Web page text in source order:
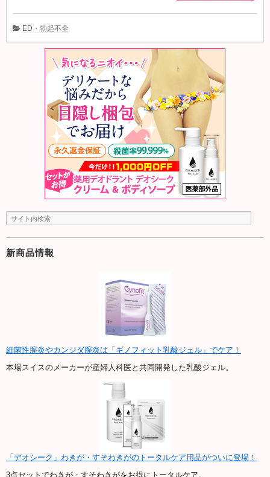
ED・勃起不全
新商品情報
細菌性膣炎やカンジダ膣炎は「ギノフィット乳酸ジェル」でケア！
本場スイスのメーカーが産婦人科医と共同開発した乳酸ジェル。
「デオシーク」わきが・すそわきがのトータルケア用品がついに登場！
3点セットでわきが・すそわきがをお得にトータルケア。